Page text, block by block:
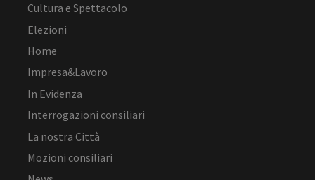
Cultura e Spettacolo
Elezioni
Home
Impresa&Lavoro
In Evidenza
Interrogazioni consiliari
La nostra Città
Mozioni consiliari